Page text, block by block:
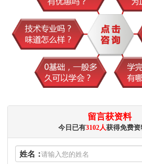
留言获资料
今日已有3102人获得免费
姓名：